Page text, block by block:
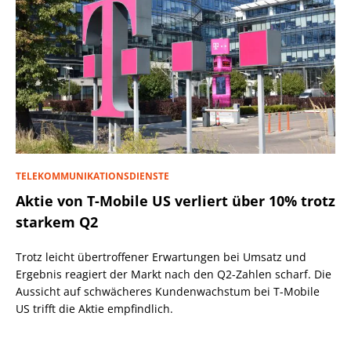
TELEKOMMUNIKATIONSDIENSTE
Aktie von T-Mobile US verliert über 10% trotz
starkem Q2
Trotz leicht übertroffener Erwartungen bei Umsatz und
Ergebnis reagiert der Markt nach den Q2-Zahlen scharf. Die
Aussicht auf schwächeres Kundenwachstum bei T-Mobile
US trifft die Aktie empfindlich.